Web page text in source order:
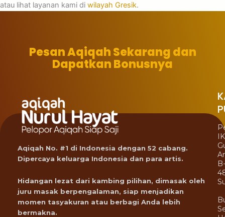
atau lihat layanan kami di wilayah Gresik.
Pesan Aqiqah Sekarang dan
Dapatkan Bonusnya
Aqiqah No. #1 di Indonesia dengan 52 cabang.
Dipercaya keluarga Indonesia dan para artis.
Hidangan lezat dari kambing pilihan, dimasak oleh
juru masak berpengalaman, siap menjadikan
momen tasyakuran atau berbagi Anda lebih
bermakna.
B-